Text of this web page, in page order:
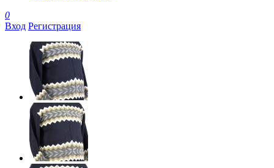
0
Вход Регистрация